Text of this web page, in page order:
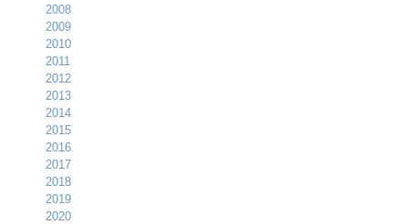
2008
2009
2010
2011
2012
2013
2014
2015
2016
2017
2018
2019
2020